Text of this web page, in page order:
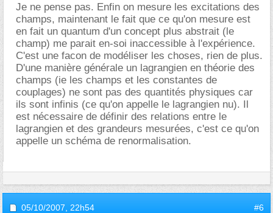
Je ne pense pas. Enfin on mesure les excitations des
champs, maintenant le fait que ce qu'on mesure est
en fait un quantum d'un concept plus abstrait (le
champ) me parait en-soi inaccessible à l'expérience.
C'est une facon de modéliser les choses, rien de plus.
D'une manière générale un lagrangien en théorie des
champs (ie les champs et les constantes de
couplages) ne sont pas des quantités physiques car
ils sont infinis (ce qu'on appelle le lagrangien nu). Il
est nécessaire de définir des relations entre le
lagrangien et des grandeurs mesurées, c'est ce qu'on
appelle un schéma de renormalisation.
05/10/2007, 22h54 #6